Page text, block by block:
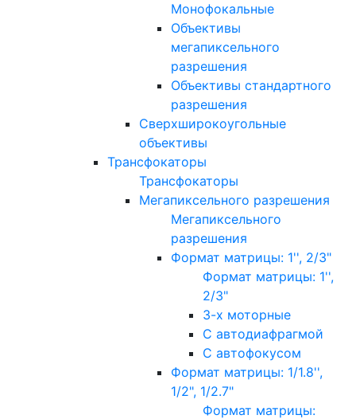
Монофокальные
Объективы
мегапиксельного
разрешения
Объективы стандартного
разрешения
Сверхширокоугольные
объективы
Трансфокаторы
Трансфокаторы
Мегапиксельного разрешения
Мегапиксельного
разрешения
Формат матрицы: 1'', 2/3"
Формат матрицы: 1'',
2/3"
3-х моторные
С автодиафрагмой
С автофокусом
Формат матрицы: 1/1.8'',
1/2", 1/2.7"
Формат матрицы: